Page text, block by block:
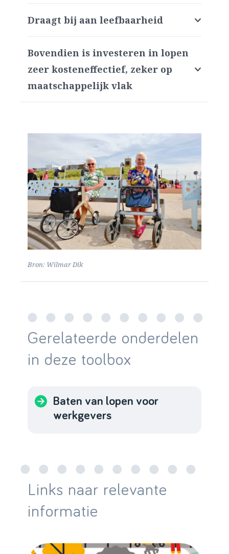
Draagt bij aan leefbaarheid
Bovendien is investeren in lopen
zeer kosteneffectief, zeker op
maatschappelijk vlak
Bron: Wilmar Dik
Gerelateerde onderdelen
in deze toolbox
Baten van lopen voor
werkgevers
Links naar relevante
informatie